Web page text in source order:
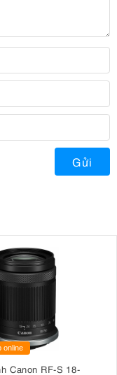
Gửi
online
Canon RF-S 18-